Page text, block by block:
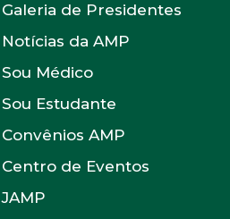
Galeria de Presidentes
Notícias da AMP
Sou Médico
Sou Estudante
Convênios AMP
Centro de Eventos
JAMP